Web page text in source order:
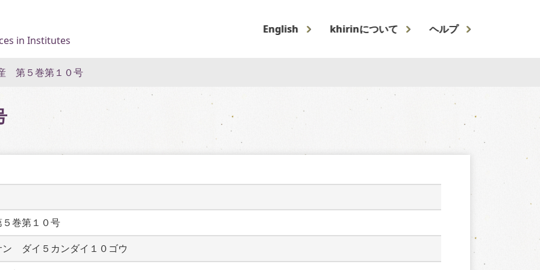
in Institutes
English khirinについて ヘルプ
第５巻第１０号
巻第１０号
　ダイ５カンダイ１０ゴウ